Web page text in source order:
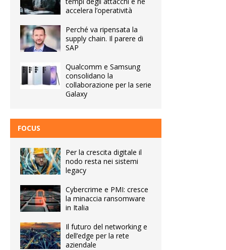
accelera l’operatività
Perché va ripensata la
supply chain. Il parere di
SAP
Qualcomm e Samsung
consolidano la
collaborazione per la serie
Galaxy
FOCUS
Per la crescita digitale il
nodo resta nei sistemi
legacy
Cybercrime e PMI: cresce
la minaccia ransomware
in Italia
Il futuro del networking e
dell’edge per la rete
aziendale